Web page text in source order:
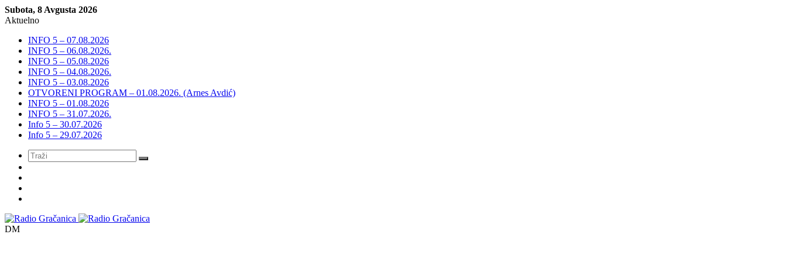
Subota, 8 Avgusta 2026
Aktuelno
INFO 5 – 07.08.2026
INFO 5 – 06.08.2026.
INFO 5 – 05.08.2026
INFO 5 – 04.08.2026.
INFO 5 – 03.08.2026
OTVORENI PROGRAM – 01.08.2026. (Arnes Avdić)
INFO 5 – 01.08.2026
INFO 5 – 31.07.2026.
Info 5 – 30.07.2026
Info 5 – 29.07.2026
Meni
DM